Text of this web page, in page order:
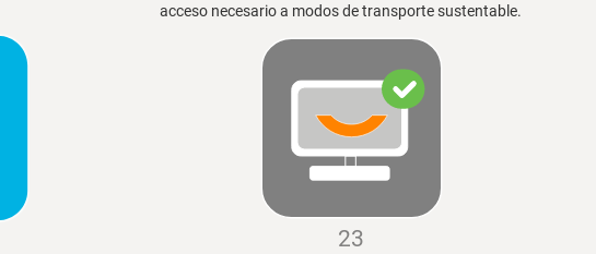
acceso necesario a modos de transporte sustentable.
23